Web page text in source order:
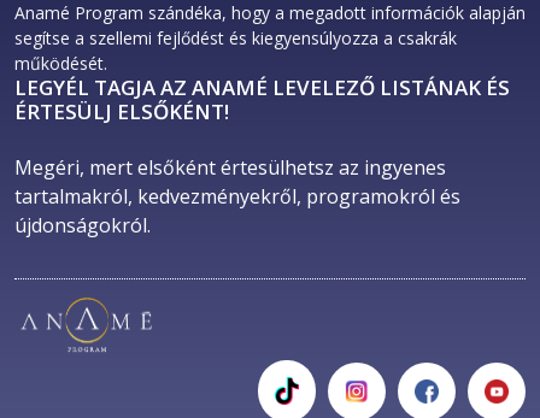
Anamé Program szándéka, hogy a megadott információk alapján
segítse a szellemi fejlődést és kiegyensúlyozza a csakrák
működését.
LEGYÉL TAGJA AZ ANAMÉ LEVELEZŐ LISTÁNAK ÉS
ÉRTESÜLJ ELSŐKÉNT!
Megéri, mert elsőként értesülhetsz az ingyenes
tartalmakról, kedvezményekről, programokról és
újdonságokról.